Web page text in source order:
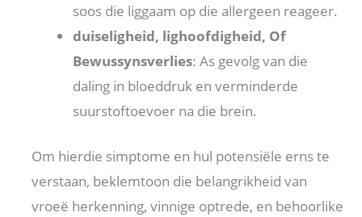
soos die liggaam op die allergeen reageer.
duiseligheid, lighoofdigheid, Of
Bewussynsverlies: As gevolg van die
daling in bloeddruk en verminderde
suurstoftoevoer na die brein.
Om hierdie simptome en hul potensiële erns te
verstaan, beklemtoon die belangrikheid van
vroeë herkenning, vinnige optrede, en behoorlike